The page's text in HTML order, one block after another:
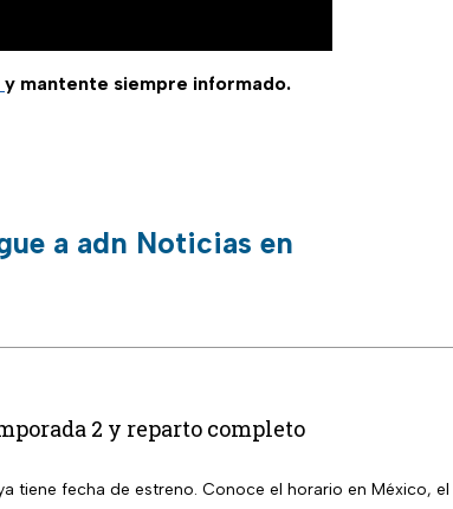
y mantente siempre informado.
a adn Noticias en
2 y reparto completo
tiene fecha de estreno. Conoce el horario en México,